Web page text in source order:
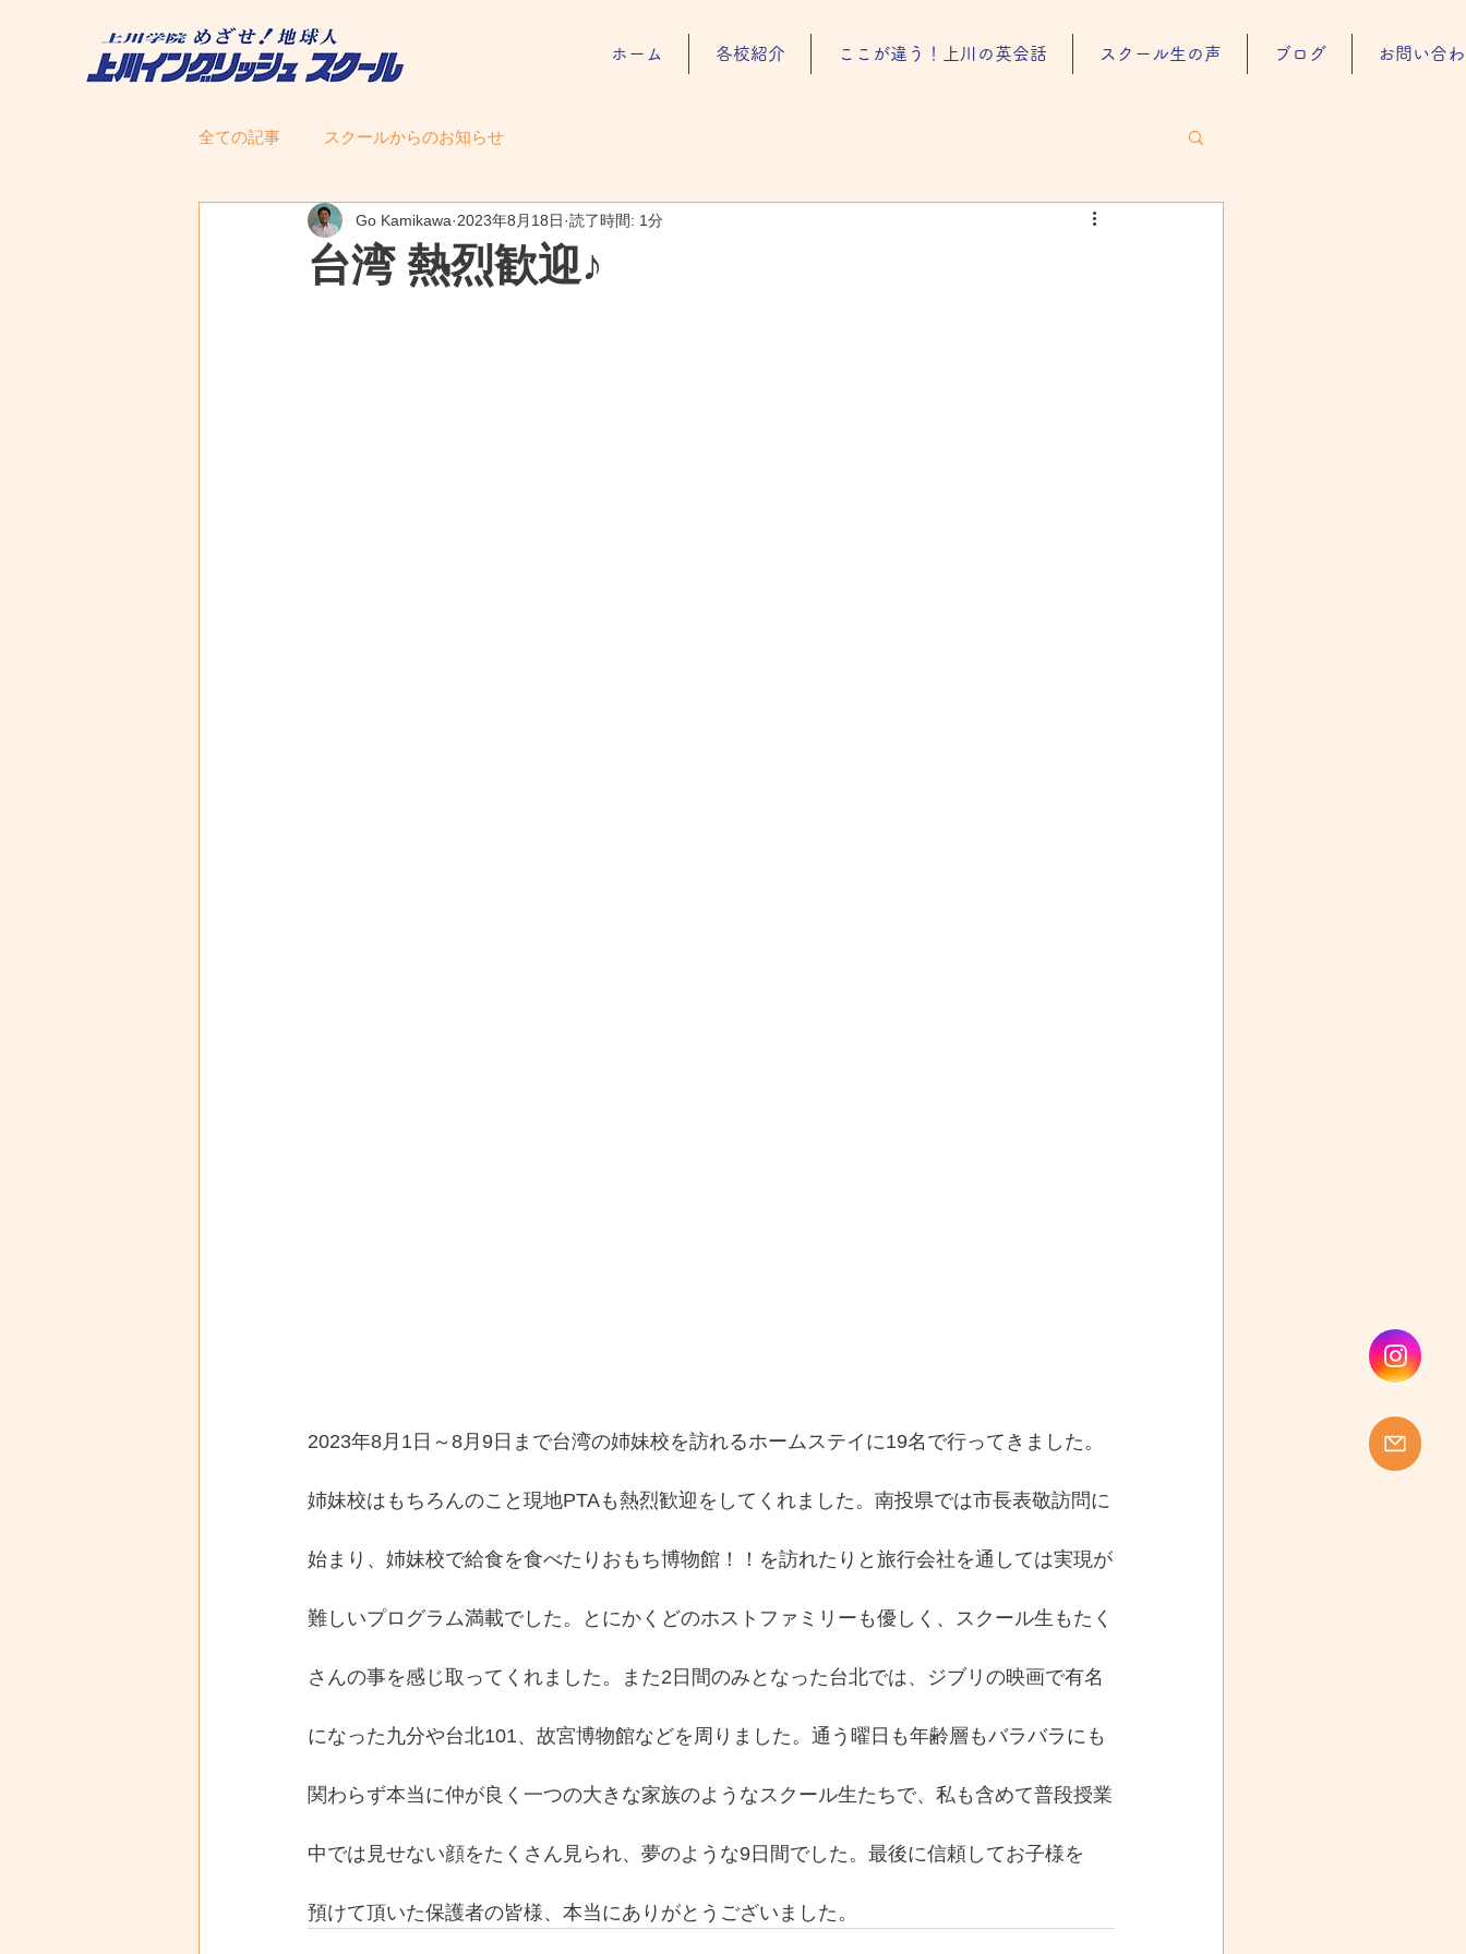
ホーム 各校紹介 ここが違う！上川の英会話 スクール生の声 ブログ お問い合
全ての記事 スクールからのお知らせ
台湾 熱烈歓迎♪
Go Kamikawa 2023年8月18日 読了時間: 1分
2023年8月1日～8月9日まで台湾の姉妹校を訪れるホームステイに19名で行ってきました。
姉妹校はもちろんのこと現地PTAも熱烈歓迎をしてくれました。南投県では市長表敬訪問に
始まり、姉妹校で給食を食べたりおもち博物館！！を訪れたりと旅行会社を通しては実現が
難しいプログラム満載でした。とにかくどのホストファミリーも優しく、スクール生もたく
さんの事を感じ取ってくれました。また2日間のみとなった台北では、ジブリの映画で有名
になった九分や台北101、故宮博物館などを周りました。通う曜日も年齢層もバラバラにも
関わらず本当に仲が良く一つの大きな家族のようなスクール生たちで、私も含めて普段授業
中では見せない顔をたくさん見られ、夢のような9日間でした。最後に信頼してお子様を
預けて頂いた保護者の皆様、本当にありがとうございました。